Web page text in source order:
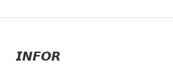
𝙄𝙉𝙁𝙊𝙍